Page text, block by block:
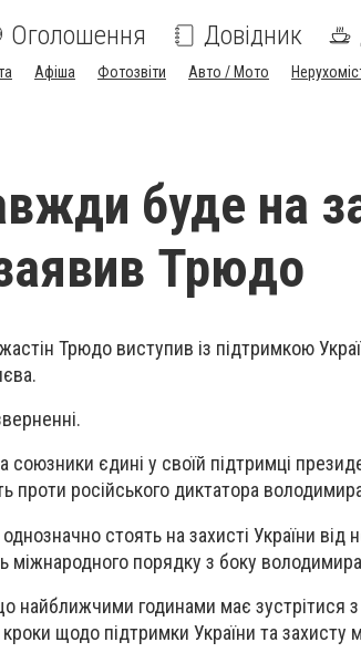
Оголошення Довідник
Афіша Фотозвіти Авто / Мото
буде на
Трюдо
Трюдо виступив із підтримкою
союзники єдині у своїй підтримці
проти російського диктатора
стоять на захисті України від
порядку з боку володимира
найближчими годинами має зустрітися
щодо підтримки України та захисту